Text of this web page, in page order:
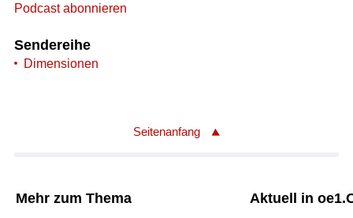
Podcast abonnieren
Sendereihe
Dimensionen
Seitenanfang
Mehr zum Thema Aktuell in